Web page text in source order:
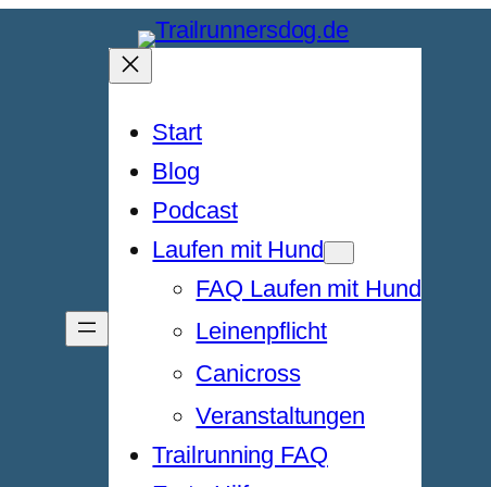
Start
Blog
Podcast
Laufen mit Hund
FAQ Laufen mit Hund
Leinenpflicht
Canicross
Veranstaltungen
Trailrunning FAQ